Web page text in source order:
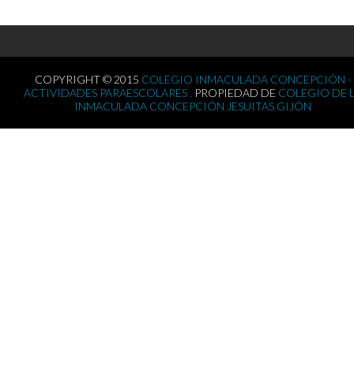
COPYRIGHT © 2015 COLEGIO INMACULADA CONCEPCIÓN -
ACTIVIDADES PARAESCOLARES . PROPIEDAD DE COLEGIO DE
INMACULADA CONCEPCIÓN JESUITAS GIJÓN